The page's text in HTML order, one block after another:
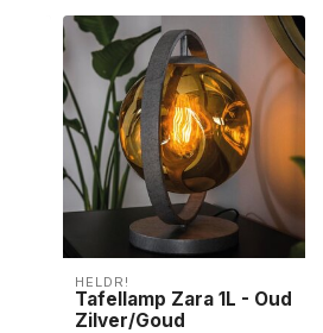
HELDR!
Tafellamp Zara 1L - Oud
Zilver/Goud